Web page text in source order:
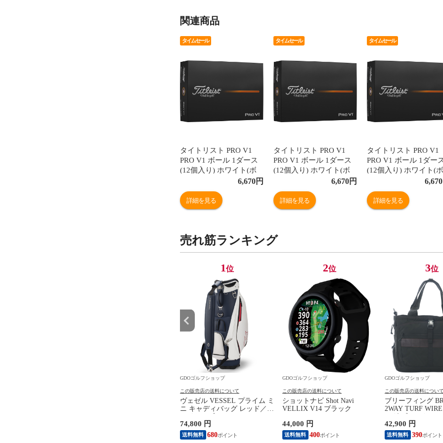
関連商品
タイムセール
タイトリスト PRO V1
PRO V1 ボール 1ダース
(12個入り) ホワイト(ボ
ールナンバー：1、2、
3、4)
6,670円
詳細を見る
タイムセール
タイトリスト PRO V1
PRO V1 ボール 1ダース
(12個入り) ホワイト(ボ
ールナンバー：5、6、
7、8)
6,670円
詳細を見る
タイムセール
タイトリスト PRO V1
PRO V1 ボール 1ダー
(12個入り) ホワイト(ボ
ールナンバー：11、
55、77)
6,670
詳細を見る
売れ筋ランキング
1位
GDOゴルフショップ
この販売店の送料について
ヴェゼル VESSEL プライム ミ
ニ キャディバッグ レッド／ホ
74,800 円
送料無料 680
2位
GDOゴルフショップ
この販売店の送料について
ショットナビ Shot Navi
VELLIX V14 ブラック
44,000 円
送料無料 400
3位
GDOゴルフショップ
この販売店の送料について
ブリーフィング
2WAY TURF
42,900 円
送料無料 390